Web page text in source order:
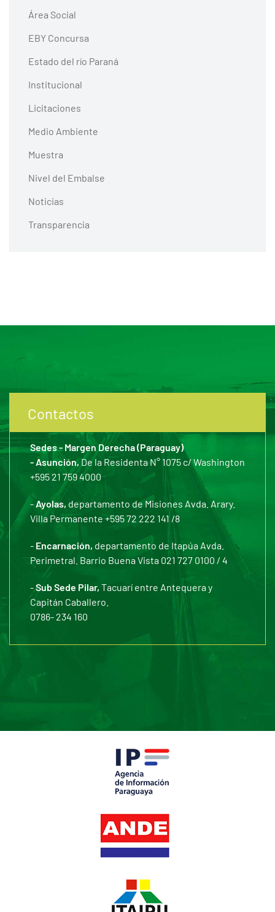
Área Social
EBY Concursa
Estado del río Paraná
Institucional
Licitaciones
Medio Ambiente
Muestra
Nivel del Embalse
Noticias
Transparencia
Contactos
Sedes - Margen Derecha (Paraguay)
- Asunción,De la Residenta N° 1075 c/ Washington
+595 21 759 4000
-Ayolas, departamento de Misiones Avda. Arary.
Villa Permanente +595 72 222 141 /8
- Encarnación, departamento de Itapúa Avda.
Perimetral. Barrio Buena Vista 021 727 0100 / 4
-Sub Sede Pilar, Tacuarí entre Antequera y
Capitán Caballero.
0786- 234 160